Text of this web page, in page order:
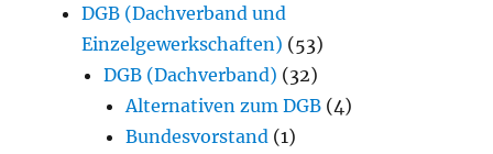
DGB (Dachverband und
Einzelgewerkschaften) (53)
DGB (Dachverband) (32)
Alternativen zum DGB (4)
Bundesvorstand (1)